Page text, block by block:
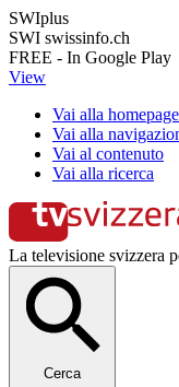
SWIplus
SWI swissinfo.ch
FREE - In Google Play
View
Vai alla homepage
Vai alla
Vai al contenuto
Vai alla ricerca
La televisione svizzera
Cerca